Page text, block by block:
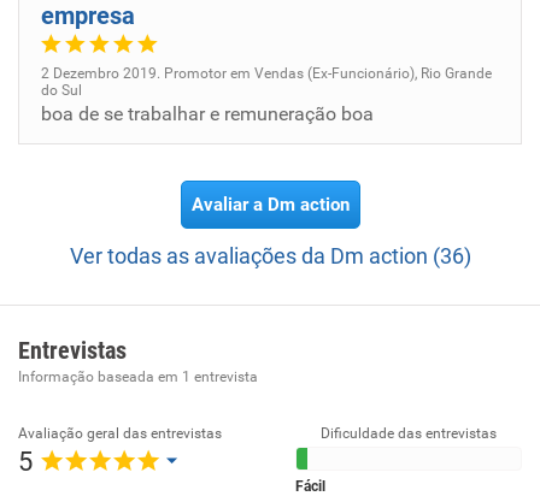
empresa
2 Dezembro 2019. Promotor em Vendas (Ex-Funcionário), Rio Grande
do Sul
boa de se trabalhar e remuneração boa
Avaliar a Dm action
Ver todas as avaliações da Dm action (36)
Entrevistas
Informação baseada em 1 entrevista
Avaliação geral das entrevistas
5
Dificuldade das entrevistas
Fácil